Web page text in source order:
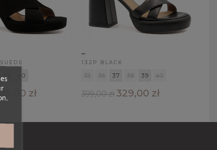
39 40
zł
132P BLACK
35 36 37 38 39 40
399,00 zł 329,00 zł